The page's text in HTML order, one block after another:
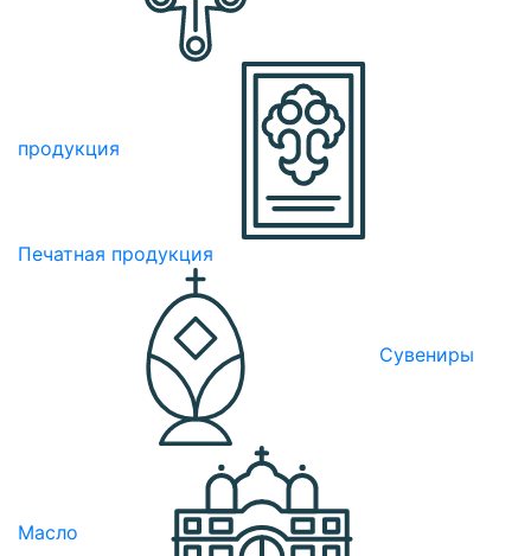
продукция
Печатная продукция
Сувениры
Масло